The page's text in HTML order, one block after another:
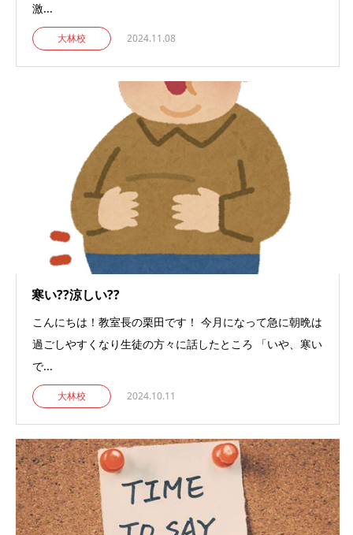
激...
大林校 2024.11.08
寒い??涼しい??
こんにちは！教室長の栗田です！ 今月になって急に朝晩は
過ごしやすくなり生徒の方々に話したところ 「いや、寒い
で...
大林校 2024.10.11